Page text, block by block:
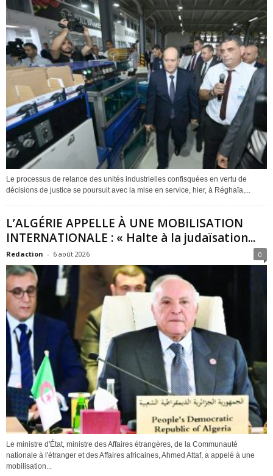
Le processus de relance des unités industrielles confisquées en vertu de
décisions de justice se poursuit avec la mise en service, hier, à Réghaïa,...
L’ALGÉRIE APPELLE À UNE MOBILISATION
INTERNATIONALE : « Halte à la judaïsation...
Redaction - 6 août 2026 0
Le ministre d'État, ministre des Affaires étrangères, de la Communauté
nationale à l'étranger et des Affaires africaines, Ahmed Attaf, a appelé à une
mobilisation...